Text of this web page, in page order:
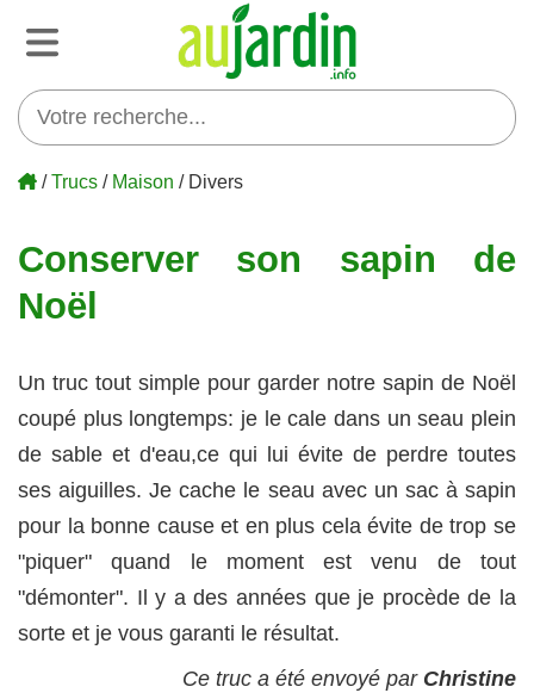
/Trucs / Maison / Divers
Conserver son sapin de
Noël
Un truc tout simple pour garder notre sapin de Noël
coupé plus longtemps: je le cale dans un seau plein
de sable et d'eau,ce qui lui évite de perdre toutes
ses aiguilles. Je cache le seau avec un sac à sapin
pour la bonne cause et en plus cela évite de trop se
"piquer" quand le moment est venu de tout
"démonter". Il y a des années que je procède de la
sorte et je vous garanti le résultat.
Ce truc a été envoyé par Christine